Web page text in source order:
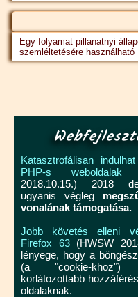
Egy folyamat pillanatnyi
szemléltetésére használható
Katasztrofálisan
PHP-s weboldalak
2018.10.15.) 2018
ugyanis végleg
vonalának támogatása.
Jobb követés elleni
Firefox 63(HWSW
lényege, hogy a
(a "cookie-
korlátozottabb
oldalaknak.